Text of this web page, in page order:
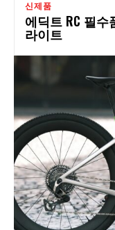
신제품
에딕트 RC 필수
라이트